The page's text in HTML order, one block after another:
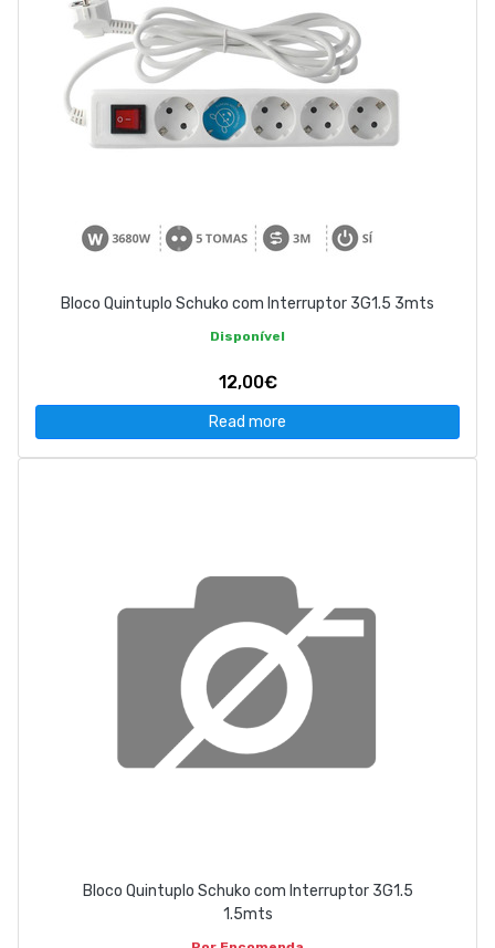
263 710 898 geral@luxivo.pt
Bloco Quintuplo Schuko com Interruptor 3G1.5 3mts
Disponível
12,00€
Read more
Bloco Quintuplo Schuko com Interruptor 3G1.5
1.5mts